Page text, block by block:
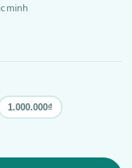
minh
1.000.000₫